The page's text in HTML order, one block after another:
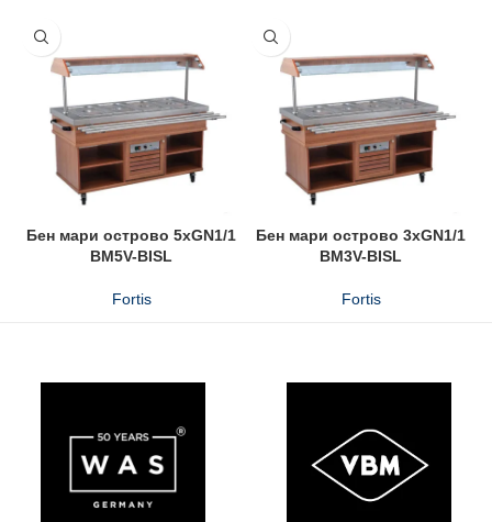
Бен мари острово 5xGN1/1
BM5V-BISL
Fortis
Бен мари острово 3xGN1/1
BM3V-BISL
Fortis